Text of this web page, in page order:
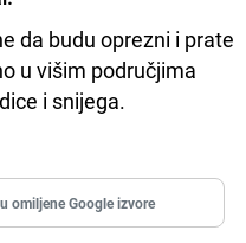
da budu oprezni i prate
u višim područjima
i snijega.
omiljene Google izvore